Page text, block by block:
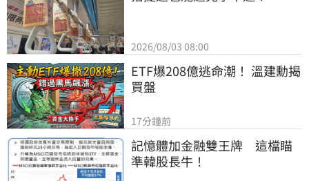
2026/08/03 08:00
ETF爆208億逃命潮！ 溫建勳揭
買盤
17分鐘前
記憶體加金融雙王牌　這檔瞄
準韓股長牛！